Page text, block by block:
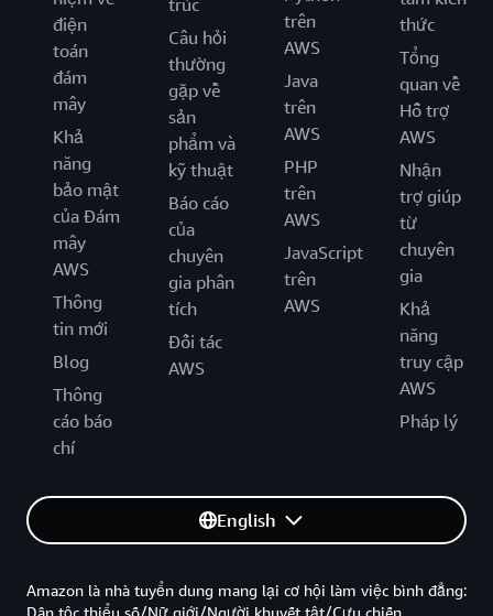
điện
toán
đám
mây
Khả
năng
bảo mật
của Đám
mây
AWS
Thông
tin mới
Blog
Thông
cáo báo
chí
trúc
Câu hỏi
thường
gặp về
sản
phẩm và
kỹ thuật
Báo cáo
của
chuyên
gia phân
tích
Đối tác
AWS
trên
AWS
Java
trên
AWS
PHP
trên
AWS
JavaScript
trên
AWS
thức
Tổng
quan về
Hỗ trợ
AWS
Nhận
trợ giúp
từ
chuyên
gia
Khả
năng
truy cập
AWS
Pháp lý
English
Amazon là nhà tuyển dung mang lại cơ hội làm việc bình đẳng: